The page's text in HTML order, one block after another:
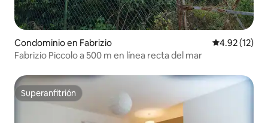
Condominio en Fabrizio Calificación
4.92 (12)
Fabrizio Piccolo a 500 m en línea recta del mar
Superanfitrión
Superanfitrión